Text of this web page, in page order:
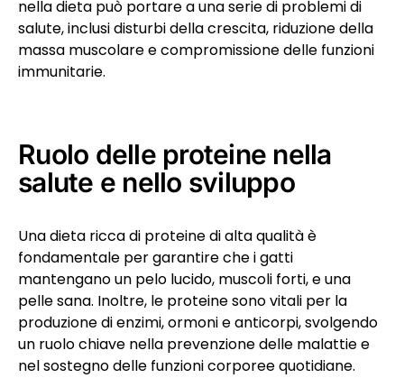
nella dieta può portare a una serie di problemi di
salute, inclusi disturbi della crescita, riduzione della
massa muscolare e compromissione delle funzioni
immunitarie.
Ruolo delle proteine nella
salute e nello sviluppo
Una dieta ricca di proteine di alta qualità è
fondamentale per garantire che i gatti
mantengano un pelo lucido, muscoli forti, e una
pelle sana. Inoltre, le proteine sono vitali per la
produzione di enzimi, ormoni e anticorpi, svolgendo
un ruolo chiave nella prevenzione delle malattie e
nel sostegno delle funzioni corporee quotidiane.